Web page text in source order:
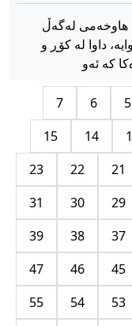
هاوخه‌می له‌گه‌ڵ
داوا له‌ کۆڕ و
کە ئەو
5
6
7
14
15
21
22
23
29
30
31
37
38
39
45
46
47
53
54
55